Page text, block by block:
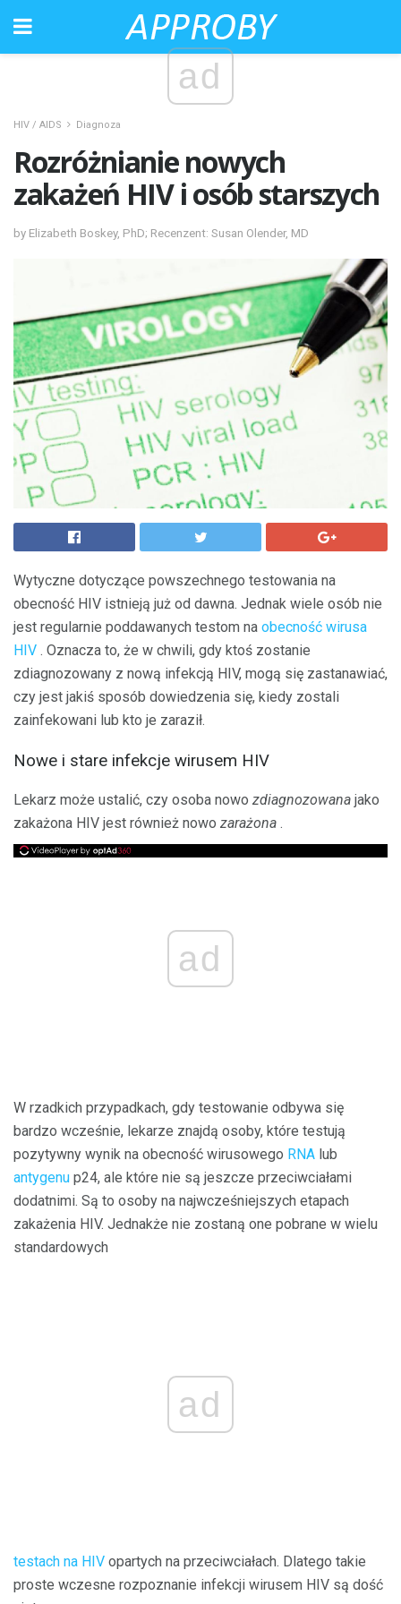
ad
HIV / AIDS Diagnoza
Rozróżnianie nowych
zakażeń HIV i osób starszych
by Elizabeth Boskey, PhD; Recenzent: Susan Olender, MD
Wytyczne dotyczące powszechnego testowania na
obecność HIV istnieją już od dawna. Jednak wiele osób nie
jest regularnie poddawanych testom na obecność wirusa
HIV . Oznacza to, że w chwili, gdy ktoś zostanie
zdiagnozowany z nową infekcją HIV, mogą się zastanawiać,
czy jest jakiś sposób dowiedzenia się, kiedy zostali
zainfekowani lub kto je zaraził.
Nowe i stare infekcje wirusem HIV
Lekarz może ustalić, czy osoba nowo zdiagnozowana jako
zakażona HIV jest również nowo zarażona .
ad
W rzadkich przypadkach, gdy testowanie odbywa się
bardzo wcześnie, lekarze znajdą osoby, które testują
pozytywny wynik na obecność wirusowego RNA lub
antygenu p24, ale które nie są jeszcze przeciwciałami
dodatnimi. Są to osoby na najwcześniejszych etapach
zakażenia HIV. Jednakże nie zostaną one pobrane w wielu
standardowych
ad
testach na HIV opartych na przeciwciałach. Dlatego takie
proste wczesne rozpoznanie infekcji wirusem HIV są dość